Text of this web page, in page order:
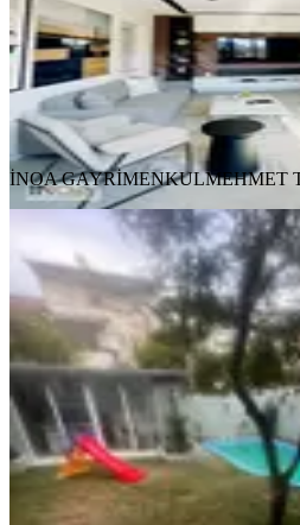
12.000.000 ₺
İNOA GAYRİMENKULMEHMET
Ara
İNOA GAYRİMENKULMEHMET
MANZARALI
Nazilli
Bahçeli
Nazilli, Şirinevler
5+1·230 m²·
12.500.000 ₺
NAZILLI YILMAZ EMLAK